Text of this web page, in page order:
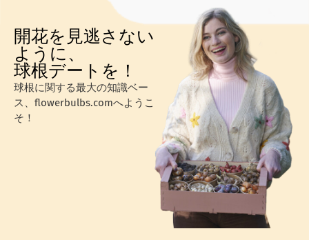
開花を見逃さない
ように、
球根デートを！
球根に関する最大の知識ベー
ス、flowerbulbs.comへようこ
そ！